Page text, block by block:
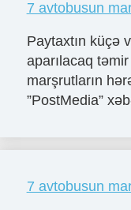
7 avtobusun
Paytaxtın küçə
aparılacaq
marşrutların
”PostMedia”
7 avtobusun